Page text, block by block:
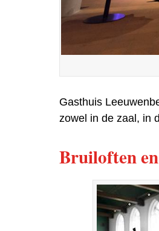
Gasthuis
zowel in de zaal, in
Bruiloften